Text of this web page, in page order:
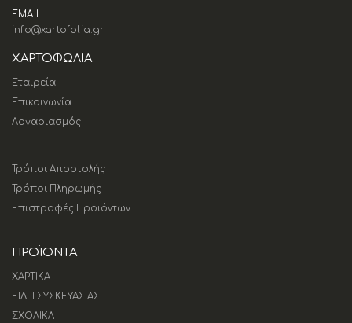
EMAIL
info@xartofolia.gr
ΧΑΡΤΟΦΩΛΙΑ
Εταιρεία
Επικοινωνία
Λογαριασμός
Τρόποι Αποστολής
Τρόποι Πληρωμής
Επιστροφές Προϊόντων
ΠΡΟΪΟΝΤΑ
ΧΑΡΤΙΚΑ
ΕΙΔΗ ΣΥΣΚΕΥΑΣΙΑΣ
ΣΧΟΛΙΚΑ